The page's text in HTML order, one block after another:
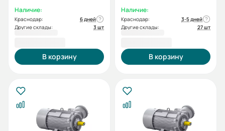
Наличие:
Краснодар:
6 дней
Другие склады:
3 шт
В корзину
Наличие:
Краснодар:
3-5 дней
Другие склады:
27 шт
В корзину